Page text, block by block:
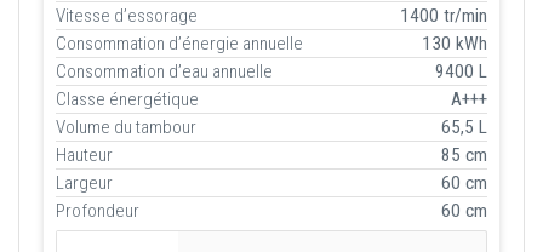
Vitesse d’essorage
1400 tr/min
Consommation d’énergie annuelle
130 kWh
Consommation d’eau annuelle
9400 L
Classe énergétique
A+++
Volume du tambour
65,5 L
Hauteur
85 cm
Largeur
60 cm
Profondeur
60 cm